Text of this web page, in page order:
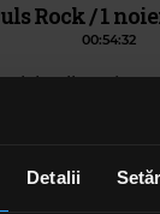
Detalii
Rock / 1
00:54:32
„Puls
difuzată
Class,